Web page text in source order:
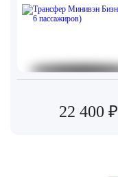
22 400 ₽